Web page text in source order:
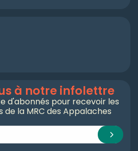
à notre infolettre
d'abonnés pour recevoir les
de la MRC des Appalaches